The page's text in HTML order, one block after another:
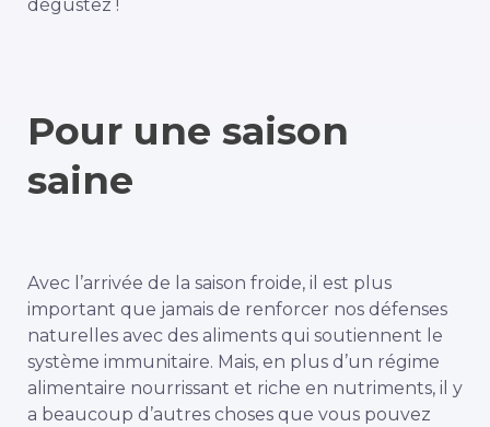
dégustez !
Pour une saison
saine
Avec l’arrivée de la saison froide, il est plus
important que jamais de renforcer nos défenses
naturelles avec des aliments qui soutiennent le
système immunitaire. Mais, en plus d’un régime
alimentaire nourrissant et riche en nutriments, il y
a beaucoup d’autres choses que vous pouvez